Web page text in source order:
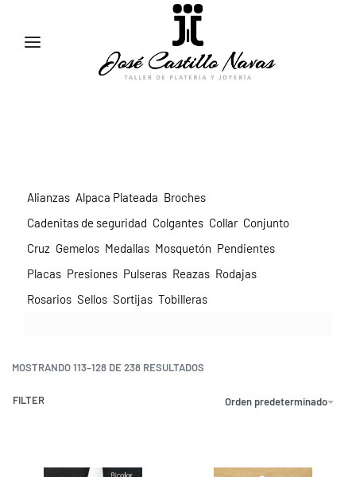
Alianzas Alpaca Plateada Broches
Cadenitas de seguridad Colgantes Collar Conjunto
Cruz Gemelos Medallas Mosquetón Pendientes
Placas Presiones Pulseras Reazas Rodajas
Rosarios Sellos Sortijas Tobilleras
MOSTRANDO 113–128 DE 238 RESULTADOS
Orden predeterminado
FILTER